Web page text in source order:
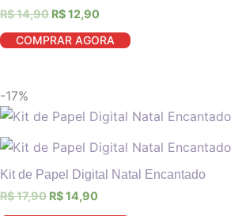
R$14,90 R$12,90
COMPRAR AGORA
-17%
Kit de Papel Digital Natal Encantado
R$17,90 R$14,90